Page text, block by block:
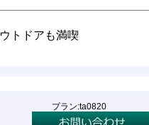
トドアも満喫
プラン:ta0820